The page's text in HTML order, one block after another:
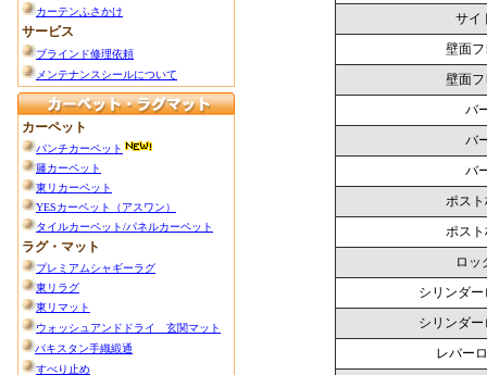
サイ
壁面フ
壁面フ
バ
バ
バ
ポスト
ポスト
ロッ
シリンダ
シリンダ
レバー